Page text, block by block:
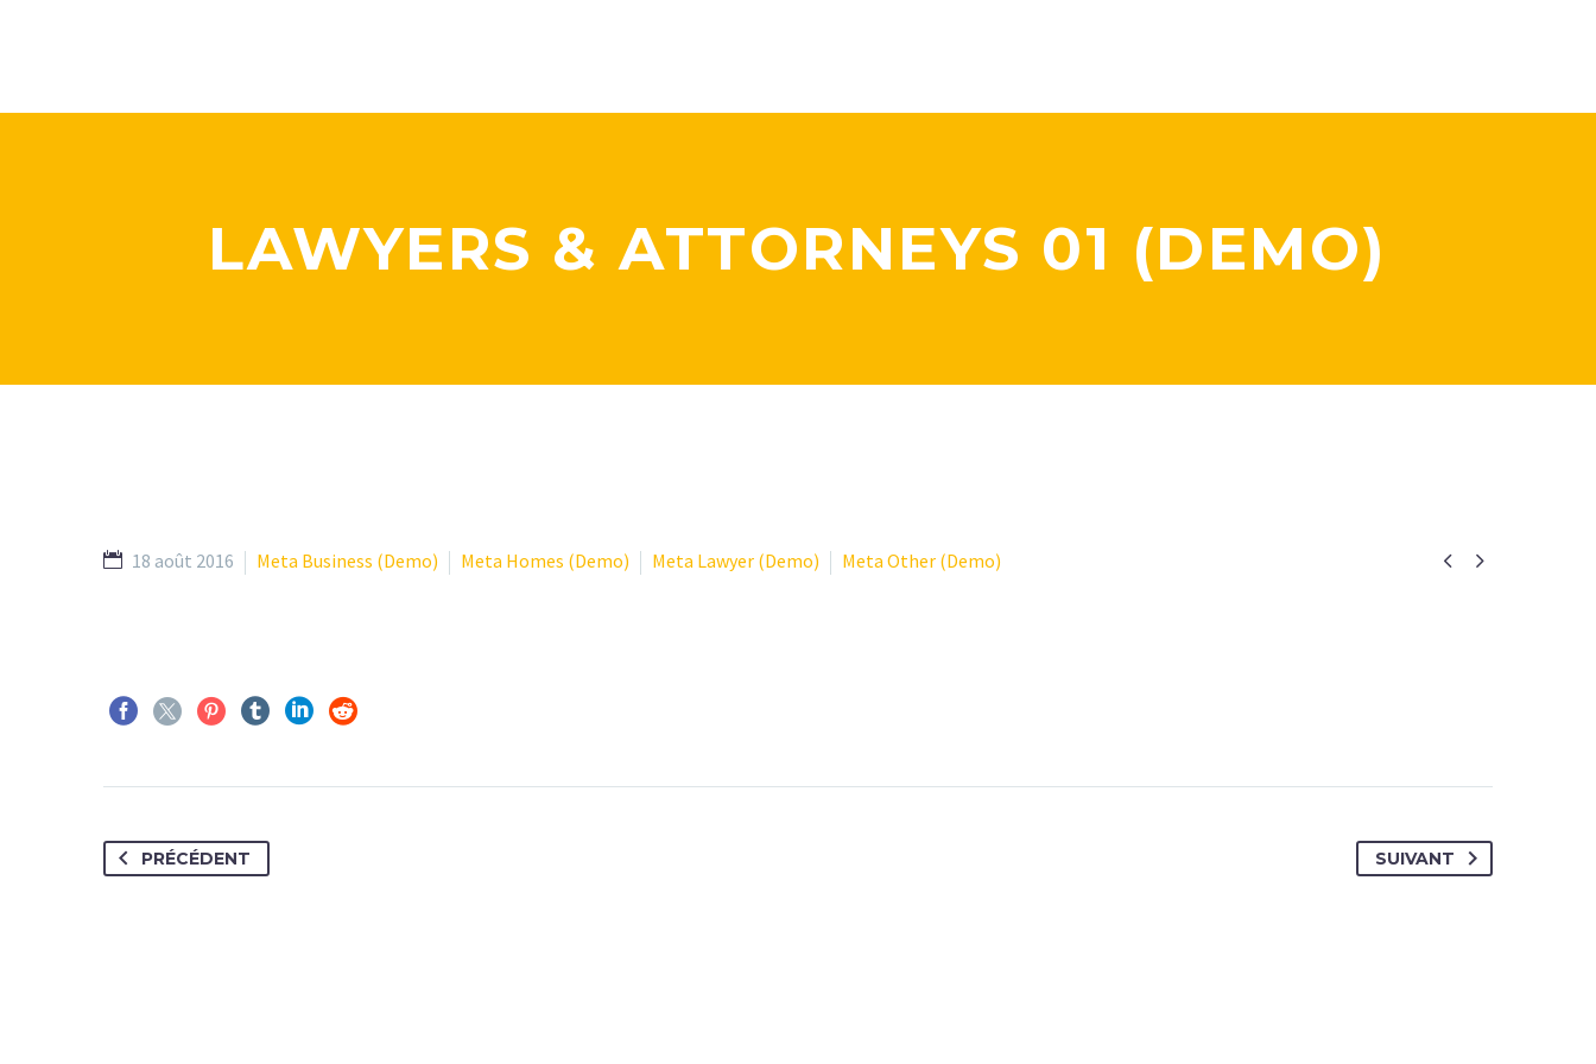
LAWYERS & ATTORNEYS 01 (DEMO)
 
18 août 2016 Meta Business (Demo) Meta Homes (Demo) Meta Lawyer (Demo) Meta Other (Demo)
PRÉCÉDENT SUIVANT